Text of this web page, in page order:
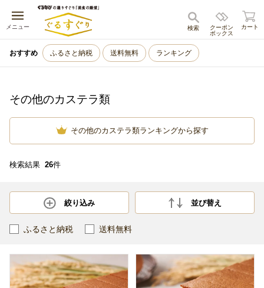
メニュー
キャンセル
クーポン
ボックス
検索 カート
おすすめ ふるさと納税 送料無料 ランキング
その他のカステラ類
その他のカステラ類ランキングから探す
検索結果 26件
絞り込み 並び替え
ふるさと納税 送料無料